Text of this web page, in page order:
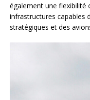
également une flexibilité
infrastructures capables
stratégiques et des